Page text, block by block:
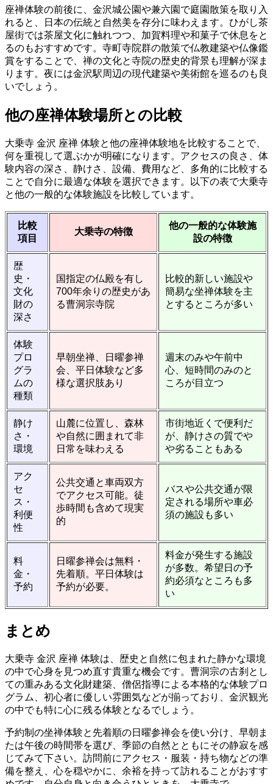
座禅体験の前後に、金沢城公園や兼六園で庭園散策を取り入
れると、日本の伝統と自然美を存分に味わえます。ひがし茶
屋街では茶屋文化に触れつつ、加賀料理や和菓子で休息をと
るのもおすすめです。寺町寺院群の散策で仏教建築や仏像鑑
賞をすることで、禅の文化と寺院の歴史的背景も理解が深ま
ります。夜には金沢駅周辺の現代建築や美術館を巡るのも良
いでしょう。
他の座禅体験場所との比較
大乗寺 金沢 座禅 体験と他の座禅体験地を比較することで、
何を重視して選ぶかが明確になります。アクセスの良さ、体
験内容の深さ、静けさ、設備、費用など、多角的に比較する
ことで自分に最適な体験を選択できます。以下の表で大乗寺
と他の一般的な体験施設を比較しています。
比較
項目
大乗寺の特徴
他の一般的な体験施
設の特徴
歴
史・
文化
財の
深さ
国指定の仏殿を有し
700年余りの歴史があ
る曹洞宗寺院
比較的新しい施設や
簡易な坐禅体験を主
とするところが多い
体験
プロ
グラ
ムの
種類
早朝坐禅、日曜参禅
会、平日体験など多
様な選択肢あり
週末のみや午前中
心、短時間のみのと
ころが目立つ
静け
さ・
環境
山麓に位置し、森林
や自然に囲まれて非
日常を味わえる
市街地近くで便利だ
が、静けさの質でや
や劣ることもある
アク
セ
ス・
利便
性
公共交通と車両双方
でアクセス可能。徒
歩時間も含めて現実
的
バスや公共交通が限
定される場所や車必
須の施設も多い
料
金・
予約
日曜参禅会は無料・
先着順。平日体験は
予約が必要。
料金が発生する施設
が多数。希望日の予
約必須なところも多
い
まとめ
大乗寺 金沢 座禅 体験は、歴史と自然に包まれた静かな環境
の中で心身を見つめ直す貴重な機会です。曹洞宗の古刹とし
ての重みある文化財建築、僧侶指導による本格的な体験プロ
グラム、初心者に優しい雰囲気などが揃っており、金沢観光
の中でも特に心に残る体験となるでしょう。
予約制の坐禅体験と先着順の日曜参禅会を使い分け、早朝ま
たは午後の時間帯を選び、季節の自然とともにその静寂を感
じてみて下さい。訪問前にアクセス・服装・持ち物などの準
備を整え、心を穏やかに、余裕を持って訪れることがおすす